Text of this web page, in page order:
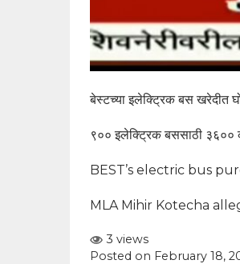
बेस्टच्या इलेक्ट्रिक बस खरेदीत
९०० इलेक्ट्रिक बससाठी ३६००
BEST’s electric bus
MLA Mihir Kotecha
3 views
Posted on February 18,